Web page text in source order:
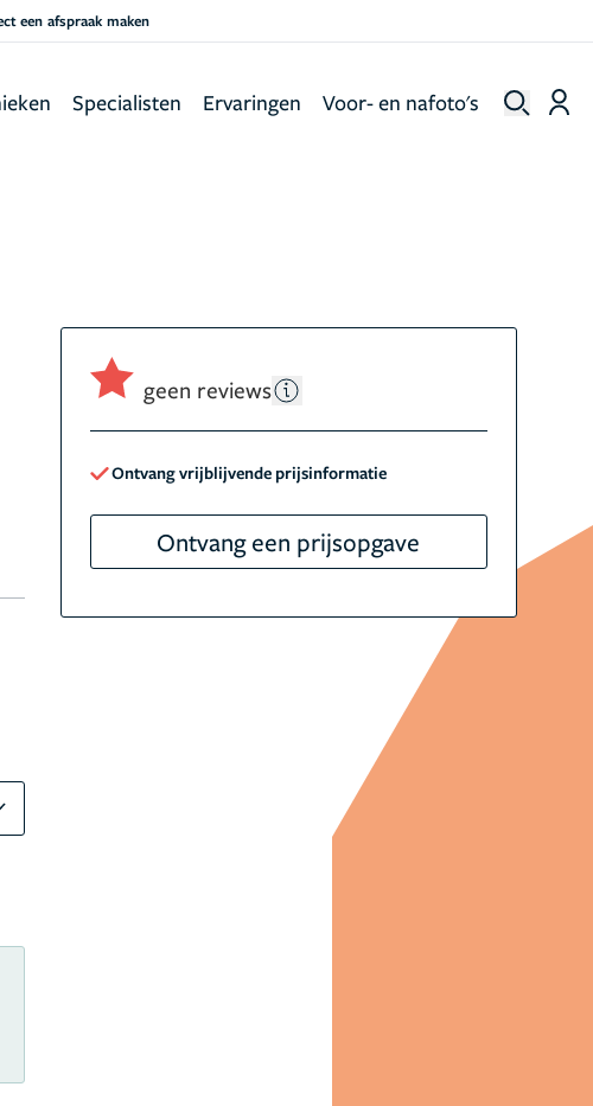
een afspraak maken
Specialisten Ervaringen Voor- en nafoto's
geen reviews
Ontvang vrijblijvende prijsinformatie
Ontvang een prijsopgave